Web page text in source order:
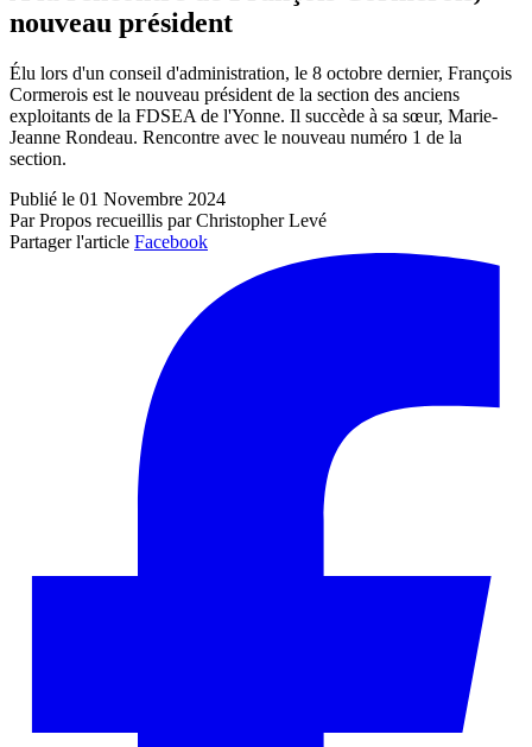
nouveau président
Élu lors d'un conseil d'administration, le 8 octobre dernier, François
Cormerois est le nouveau président de la section des anciens
exploitants de la FDSEA de l'Yonne. Il succède à sa sœur, Marie-
Jeanne Rondeau. Rencontre avec le nouveau numéro 1 de la
section.
Publié le 01 Novembre 2024
Par Propos recueillis par Christopher Levé
Partager l'article Facebook